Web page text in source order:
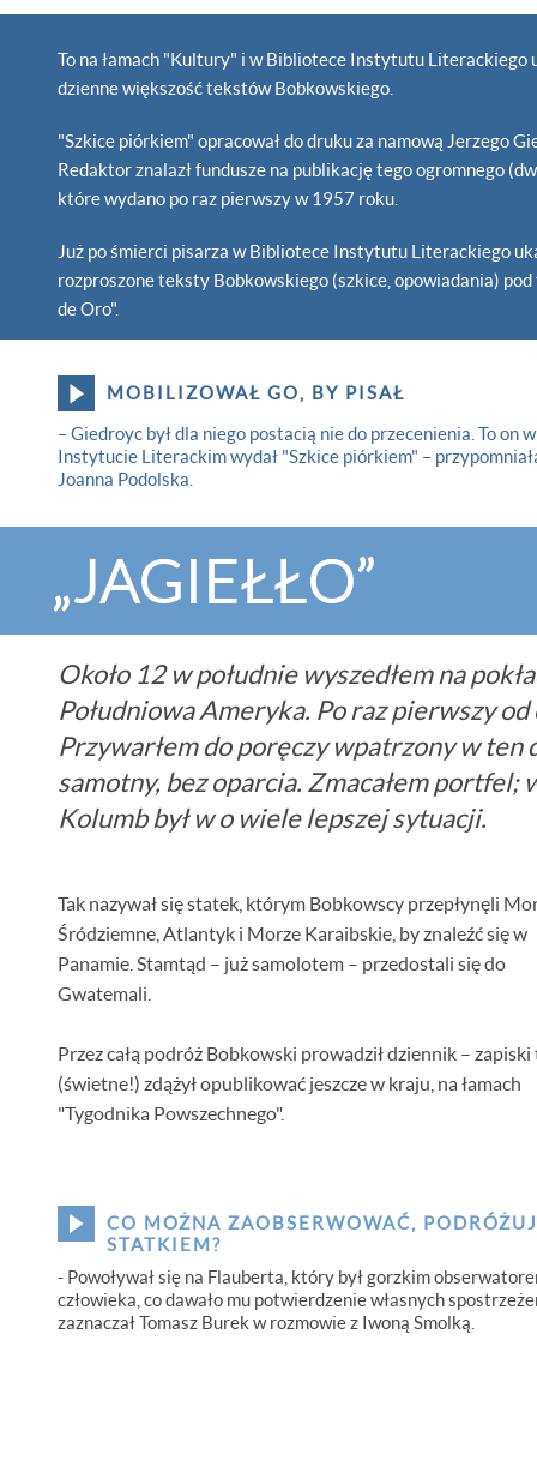
To na łamach "Kultury" i w Bibliotece Instytutu Literackiego
dzienne większość tekstów Bobkowskiego.
"Szkice piórkiem" opracował do druku za namową Jerzego
Redaktor znalazł fundusze na publikację tego ogromnego
które wydano po raz pierwszy w 1957 roku.
Już po śmierci pisarza w Bibliotece Instytutu Literackiego
rozproszone teksty Bobkowskiego (szkice, opowiadania) pod
de Oro".
MOBILIZOWAŁ GO, BY PISAŁ
– Giedroyc był dla niego postacią nie do przecenienia. To on w
Instytucie Literackim wydał "Szkice piórkiem" –
Joanna Podolska.
„JAGIEŁŁO”
Około 12 w południe wyszedłem na
Południowa Ameryka. Po raz pierwszy
Przywarłem do poręczy wpatrzony w ten
samotny, bez oparcia. Zmacałem
Kolumb był w o wiele lepszej sytuacji.
Tak nazywał się statek, którym Bobkowscy przepłynęli
Śródziemne, Atlantyk i Morze Karaibskie, by znaleźć się w
Panamie. Stamtąd – już samolotem – przedostali się do
Gwatemali.
Przez całą podróż Bobkowski prowadził dziennik – zapiski
(świetne!) zdążył opublikować jeszcze w kraju, na łamach
"Tygodnika Powszechnego".
CO MOŻNA ZAOBSERWOWAĆ,
STATKIEM?
- Powoływał się na Flauberta, który był gorzkim
człowieka, co dawało mu potwierdzenie własnych
zaznaczał Tomasz Burek w rozmowie z Iwoną Smolką.